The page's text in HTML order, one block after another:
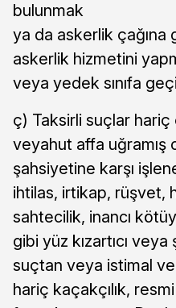
bulunmak
ya da askerlik çağına
askerlik hizmetini
veya yedek sınıfa
ç) Taksirli suçlar hariç
veyahut affa uğramış
şahsiyetine karşı
ihtilas, irtikap, rüşvet,
sahtecilik, inancı
gibi yüz kızartıcı
suçtan veya istimal ve
hariç kaçakçılık,